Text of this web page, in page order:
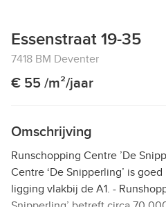
Essenstraat 19-35
7418 BM Deventer
€ 55 /m²/jaar
Omschrijving
Runschopping Centre ’De
Centre ‘De Snipperling’ is
ligging vlakbij de A1. -